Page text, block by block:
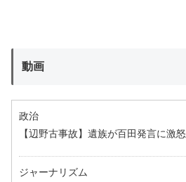
動画
政治
【辺野古事故】遺族が百田発言に激怒
ジャーナリズム